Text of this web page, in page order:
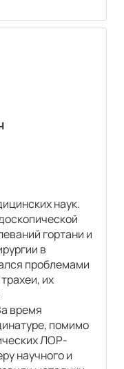
наук.
гортани и
в
проблемами
их
время
помимо
ЛОР-
научного и